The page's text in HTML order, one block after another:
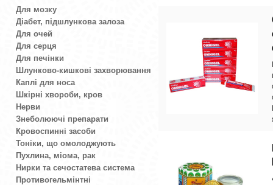
Для мозку
Діабет, підшлункова залоза
Для очей
Для серця
Для печінки
Шлунково-кишкові захворювання
Каплі для носа
Шкірні хвороби, кров
Нерви
Знеболюючі препарати
Кровоспинні засоби
Тоніки, що омолоджують
Пухлина, міома, рак
Нирки та сечостатева система
Противогельмінтні